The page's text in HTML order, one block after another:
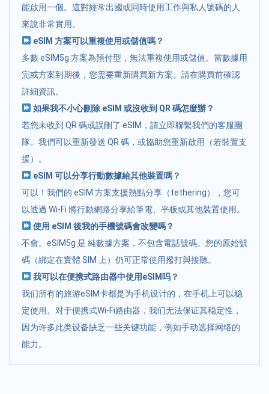
能啟用一個。這對經常出國或同時使用工作與私人號碼的人
來說非常實用。
eSIM 方案可以重複使用或儲值嗎？
多數 eSIM5g 方案為預付型，無法重複使用或儲值。當數據用
完或方案到期後，您需要重新購買新方案。請在購買前確認
詳細資訊。
如果我不小心刪除 eSIM 或沒收到 QR 碼怎麼辦？
若您未收到 QR 碼或誤刪了 eSIM，請立即聯繫我們的客服團
隊。我們可以重新發送 QR 碼，或協助您重新啟用（若裝置支
援）。
eSIM 可以分享行動數據給其他裝置嗎？
可以！我們的 eSIM 方案支援熱點分享（tethering），您可
以透過 Wi-Fi 將行動網路分享給筆電、平板或其他裝置使用。
使用 eSIM 後我的手機號碼會改變嗎？
不會。eSIM5g 是 純數據方案，不包含電話號碼。您的原始號
碼（綁定在實體 SIM 上）仍可正常使用撥打與接聽。
我可以在便携式路由器中使用eSIM吗？
我们所有的旅游eSIM卡都是为手机设计的，在手机上可以稳
定使用。对于便携式Wi-Fi路由器，我们无法保证其稳定性，
因为许多此类设备缺乏一些关键功能，例如手动选择网络的
能力。